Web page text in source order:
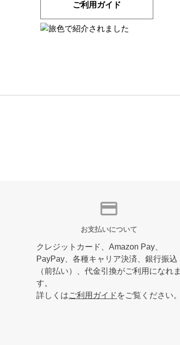
ご利用ガイド
credit_card
お支払いについて
クレジットカード、Amazon Pay、
PayPay、各種キャリア決済、銀行振込
（前払い）、代金引換がご利用になれま
す。
詳しくはご利用ガイド をご覧ください。